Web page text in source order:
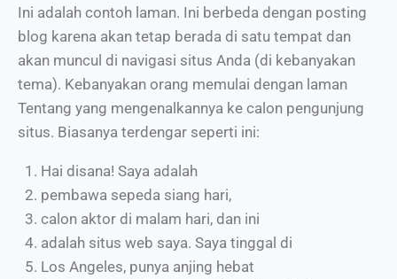
Ini adalah contoh laman. Ini berbeda dengan posting
blog karena akan tetap berada di satu tempat dan
akan muncul di navigasi situs Anda (di kebanyakan
tema). Kebanyakan orang memulai dengan laman
Tentang yang mengenalkannya ke calon pengunjung
situs. Biasanya terdengar seperti ini:
Hai disana! Saya adalah
pembawa sepeda siang hari,
calon aktor di malam hari, dan ini
adalah situs web saya. Saya tinggal di
Los Angeles, punya anjing hebat